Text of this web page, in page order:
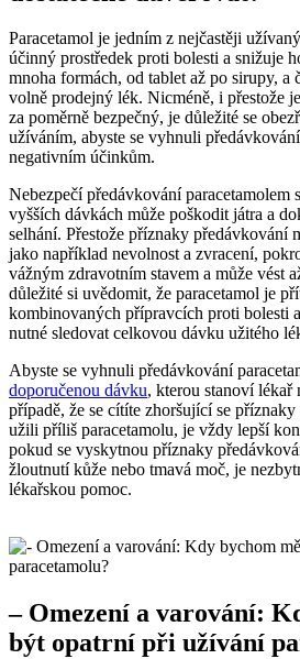
Paracetamol je jedním z nejčastěji
účinný prostředek proti bolesti a snižuje
mnoha formách, od tablet až po sirupy, a
volně prodejný lék. Nicméně, i přestože
za poměrně bezpečný, je důležité se
užíváním, abyste se vyhnuli
negativním účinkům.
Nebezpečí předávkování paracetamolem
vyšších dávkách může poškodit játra a
selhání. Přestože příznaky předávkování
jako například nevolnost a zvracení,
vážným zdravotním stavem a může vést
důležité si uvědomit, že paracetamol je
kombinovaných přípravcích proti bolesti
nutné sledovat celkovou dávku užitého
Abyste se vyhnuli předávkování
doporučenou dávku, kterou stanoví lékař
případě, že se cítíte zhoršující se
užili příliš paracetamolu, je vždy lepší
pokud se vyskytnou příznaky
žloutnutí kůže nebo tmavá moč, je
lékařskou pomoc.
– Omezení a varování:
být opatrní při užívání